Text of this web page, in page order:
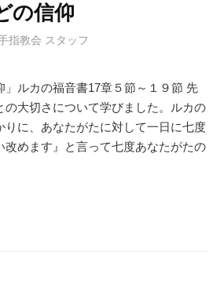
の信仰
指教会 スタッフ
」ルカの福音書17章５節～１９節 先
の大切さについて学びました。ルカの
りに、あなたがたに対して一日に七度
改めます』と言って七度あなたがたの